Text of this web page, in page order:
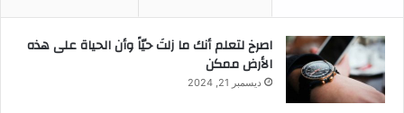
‫اصرخ لتعلم أنك ما زلتَ حيّاً وأن الحياة على هذه
الأرض ممكن
ديسمبر 21, 2024